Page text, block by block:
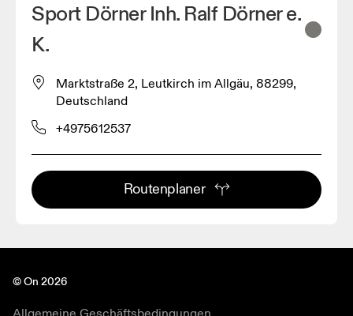
Sport Dörner Inh. Ralf Dörner e.
K.
Marktstraße 2, Leutkirch im Allgäu, 88299,
Deutschland
+4975612537
Routenplaner
© On 2026